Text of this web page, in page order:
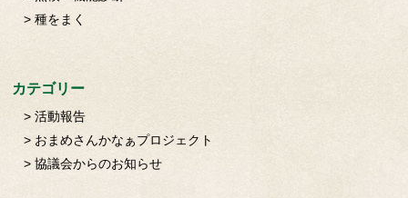
種をまく
カテゴリー
活動報告
おまめさんかなぁプロジェクト
協議会からのお知らせ